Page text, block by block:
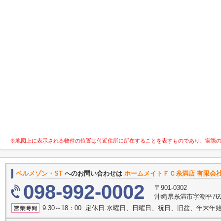
※地図上に表示される物件の位置は付近住所に所在することを表すものであり、実際
ベルメゾン・ST へのお問い合わせは ホームメイトＦＣ糸満店 有限会
098-992-0002
〒901-0302
沖縄県糸満市字潮平
9:30～18：00 定休日:水曜日、日曜日、祝日、旧盆、年末年